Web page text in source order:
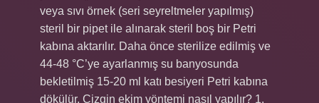
veya sıvı örnek (seri seyreltmeler yapılmış)
steril bir pipet ile alınarak steril boş bir Petri
kabına aktarılır. Daha önce sterilize edilmiş ve
44-48 °C’ye ayarlanmış su banyosunda
bekletilmiş 15-20 ml katı besiyeri Petri kabına
dökülür. Çizgin ekim yöntemi nasıl yapılır? 1.